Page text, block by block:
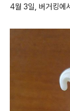
4월 3일, 버거킹에